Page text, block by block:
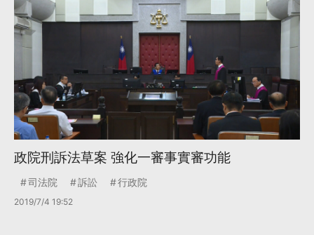
政院刑訴法草案 強化一審事實審功能
司法院 訴訟 行政院
2019/7/4 19:52